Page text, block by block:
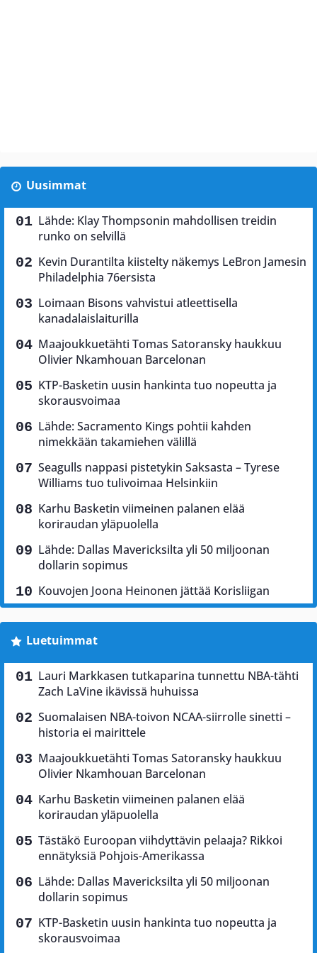
Uusimmat
Lähde: Klay Thompsonin mahdollisen treidin
runko on selvillä
Kevin Durantilta kiistelty näkemys LeBron Jamesin
Philadelphia 76ersista
Loimaan Bisons vahvistui atleettisella
kanadalaislaiturilla
Maajoukkuetähti Tomas Satoransky haukkuu
Olivier Nkamhouan Barcelonan
KTP-Basketin uusin hankinta tuo nopeutta ja
skorausvoimaa
Lähde: Sacramento Kings pohtii kahden
nimekkään takamiehen välillä
Seagulls nappasi pistetykin Saksasta – Tyrese
Williams tuo tulivoimaa Helsinkiin
Karhu Basketin viimeinen palanen elää
koriraudan yläpuolella
Lähde: Dallas Mavericksilta yli 50 miljoonan
dollarin sopimus
Kouvojen Joona Heinonen jättää Korisliigan
Luetuimmat
Lauri Markkasen tutkaparina tunnettu NBA-tähti
Zach LaVine ikävissä huhuissa
Suomalaisen NBA-toivon NCAA-siirrolle sinetti –
historia ei mairittele
Maajoukkuetähti Tomas Satoransky haukkuu
Olivier Nkamhouan Barcelonan
Karhu Basketin viimeinen palanen elää
koriraudan yläpuolella
Tästäkö Euroopan viihdyttävin pelaaja? Rikkoi
ennätyksiä Pohjois-Amerikassa
Lähde: Dallas Mavericksilta yli 50 miljoonan
dollarin sopimus
KTP-Basketin uusin hankinta tuo nopeutta ja
skorausvoimaa